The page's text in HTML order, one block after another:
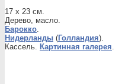
17 x 23 см.
Дерево, масло.
Барокко.
Нидерланды (Голландия).
Кассель. Картинная галерея.